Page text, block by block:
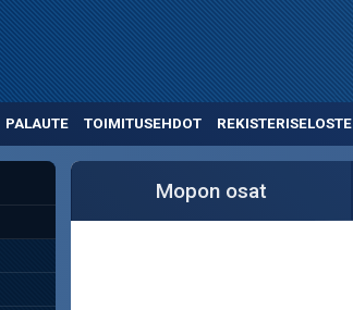
PALAUTE TOIMITUSEHDOT REKISTERISELOSTE
Mopon osat